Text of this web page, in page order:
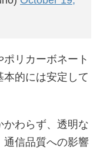
リカーボネート
的には安定して
わらず、透明な
通信品質への影響